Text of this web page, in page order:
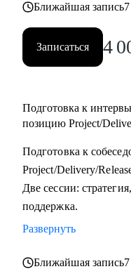
• Тимлидам и
внешний взгляд на
• IT-специалистам,
карьере, а не просто
Ближайшая запись
Записаться 4
Подготовка к
позицию Project/
Подготовка к
Project/Delivery/
Две сессии:
поддержка.
Развернуть
Ближайшая запись